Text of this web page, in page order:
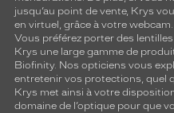
jusqu’au point de vente, Krys
en virtuel, grâce à votre webcam.
Vous préférez porter des
Krys une large gamme de
Biofinity. Nos opticiens vous
entretenir vos protections, quel
Krys met ainsi à votre
domaine de l’optique pour que